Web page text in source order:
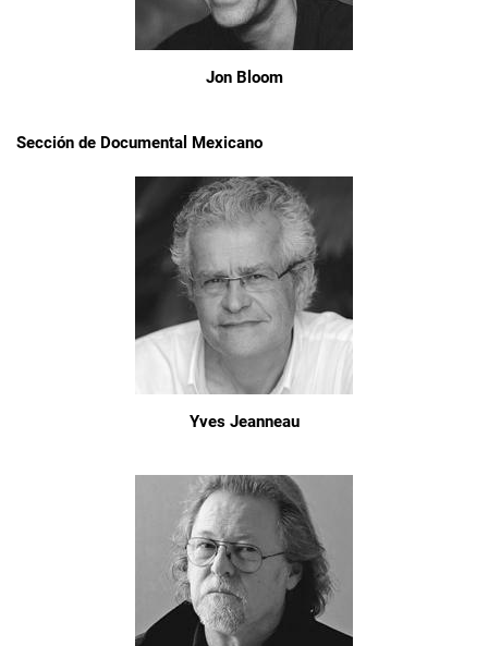
Jon Bloom
Sección de Documental Mexicano
Yves Jeanneau